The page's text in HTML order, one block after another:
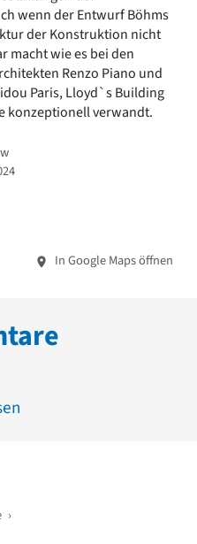
wenn der Entwurf Böhms
der Konstruktion nicht
macht wie es bei den
Renzo Piano und
Paris, Lloyd`s Building
konzeptionell verwandt.
In Google Maps öffnen
›